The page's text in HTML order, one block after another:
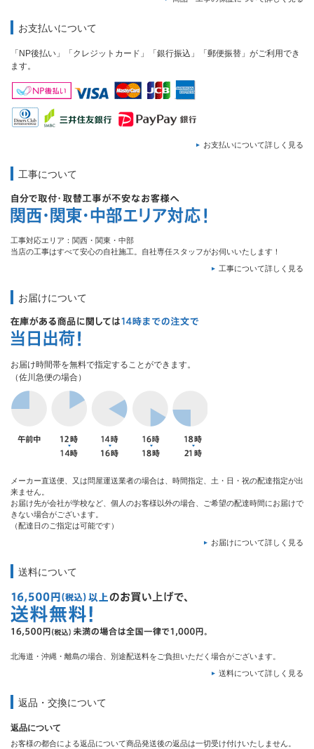
お支払いについて
「NP後払い」「クレジットカード」「銀行振込」「郵便振替」がご利用でき
ます。
お支払いについて詳しく見る
工事について
工事対応エリア：関西・関東・中部
当店の工事はすべて安心の自社施工。自社専任スタッフがお伺いいたします！
工事について詳しく見る
お届けについて
お届け時間帯を無料で指定することができます。
（佐川急便の場合）
メーカー直送便、又は問屋運送業者の場合は、時間指定、土・日・祝の配達指定が出
来ません。
お届け先が会社が学校など、個人のお客様以外の場合、ご希望の配達時間にお届けで
きない場合がございます。
（配達日のご指定は可能です）
お届けについて詳しく見る
送料について
北海道・沖縄・離島の場合、別途配送料をご負担いただく場合がございます。
送料について詳しく見る
返品・交換について
返品について
お客様の都合による返品について商品発送後の返品は一切受け付けいたしません。